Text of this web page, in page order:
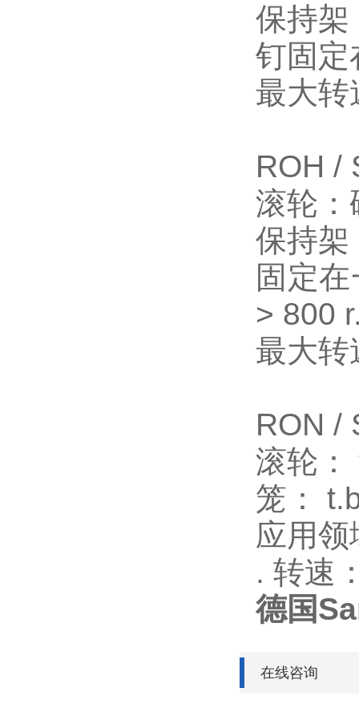
保持架
钉固定
最大转
ROH /
滚轮：
保持架
固定
> 800
最大转
RON /
滚轮：
笼：
应用
. 转速
德国
在线咨询